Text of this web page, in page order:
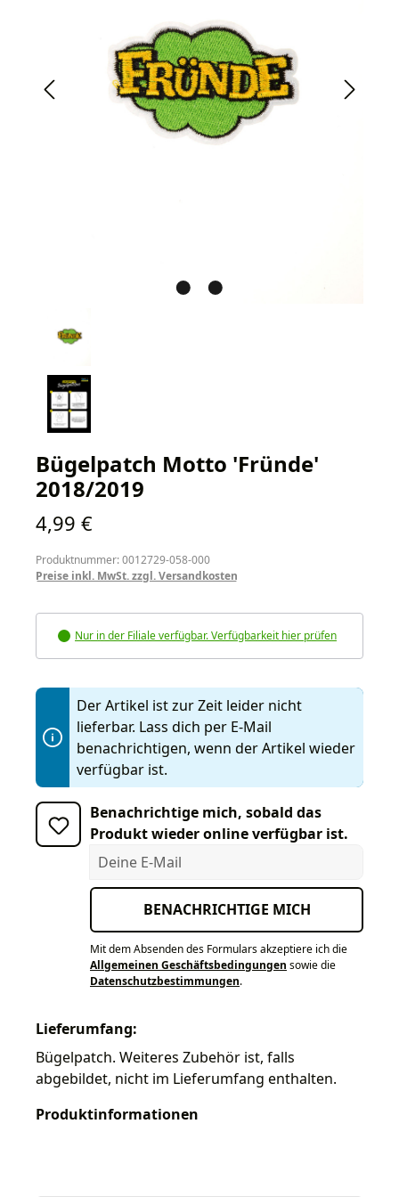
Bügelpatch Motto 'Fründe'
2018/2019
Regulärer Preis:
4,99 €
Produktnummer: 0012729-058-000
Preise inkl. MwSt. zzgl. Versandkosten
Nur in der Filiale verfügbar. Verfügbarkeit hier prüfen
Der Artikel ist zur Zeit leider nicht
lieferbar. Lass dich per E-Mail
benachrichtigen, wenn der Artikel wieder
verfügbar ist.
Benachrichtige mich, sobald das
Produkt wieder online verfügbar ist.
Deine E-Mail
BENACHRICHTIGE MICH
Mit dem Absenden des Formulars akzeptiere ich die
Allgemeinen Geschäftsbedingungen sowie die
Datenschutzbestimmungen.
Lieferumfang:
Bügelpatch. Weiteres Zubehör ist, falls
abgebildet, nicht im Lieferumfang enthalten.
Produktinformationen